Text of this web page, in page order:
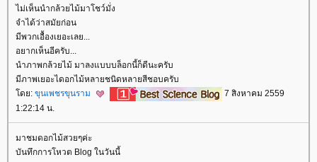
ไม่เห็นนำกล้วยไม้มาโชว์มั่ง
จำได้ว่าสมัยก่อน
มีพวกเอื้องเยอะเลย...
อยากเห็นอีครับ...
นำภาพกล้วยไม้ มาลงแบบบล็อกนี้ก็ดีนะครับ
มีภาพเยอะไดอกไม้หลายชนิดหลายสีชอบครับ
ดย: ขุนเพชรขุนราม
7 สิงหาคม 2559
1:22:14 น.
มาชมดอกไม้สวยๆค่ะ
บันทึกการโหวต Blog ในวันนี้